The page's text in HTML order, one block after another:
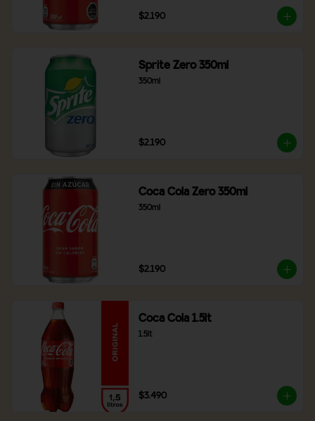
$2.190
Sprite Zero 350ml
350ml
$2.190
Coca Cola Zero 350ml
350ml
$2.190
Coca Cola 1.5lt
1.5lt
$3.490